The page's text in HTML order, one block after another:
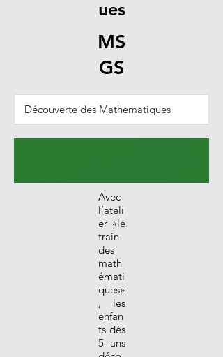
ues
MS
GS
Avec
l’ateli
er «le
train
des
math
émati
ques»
, les
enfan
ts dès
5 ans